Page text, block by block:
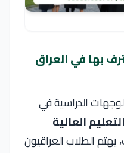
بها في العراق
الدراسية في
العالية
يهتم الطلاب العراقيون